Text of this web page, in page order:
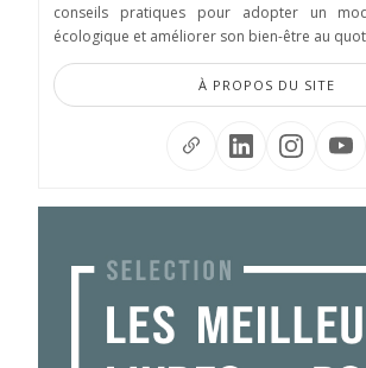
conseils pratiques pour adopter un
écologique et améliorer son bien-être au
À PROPOS DU SITE